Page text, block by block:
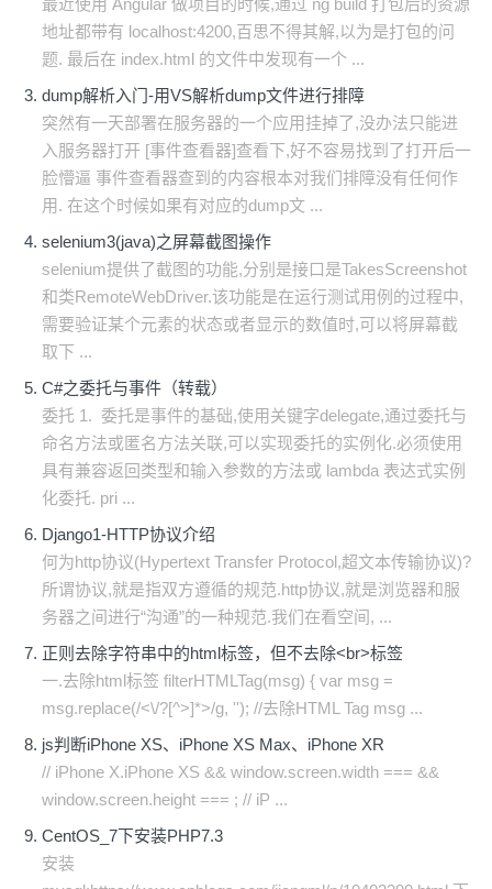
最近使用 Angular 做项目的时候,通过 ng build 打包后的资源
地址都带有 localhost:4200,百思不得其解,以为是打包的问
题. 最后在 index.html 的文件中发现有一个 ...
dump解析入门-用VS解析dump文件进行排障
突然有一天部署在服务器的一个应用挂掉了,没办法只能进
入服务器打开 [事件查看器]查看下,好不容易找到了打开后一
脸懵逼 事件查看器查到的内容根本对我们排障没有任何作
用. 在这个时候如果有对应的dump文 ...
selenium3(java)之屏幕截图操作
selenium提供了截图的功能,分别是接口是TakesScreenshot
和类RemoteWebDriver.该功能是在运行测试用例的过程中,
需要验证某个元素的状态或者显示的数值时,可以将屏幕截
取下 ...
C#之委托与事件（转载）
委托 1. 委托是事件的基础,使用关键字delegate,通过委托与
命名方法或匿名方法关联,可以实现委托的实例化.必须使用
具有兼容返回类型和输入参数的方法或 lambda 表达式实例
化委托. pri ...
Django1-HTTP协议介绍
何为http协议(Hypertext Transfer Protocol,超文本传输协议)?
所谓协议,就是指双方遵循的规范.http协议,就是浏览器和服
务器之间进行“沟通”的一种规范.我们在看空间, ...
正则去除字符串中的html标签，但不去除<br>标签
一.去除html标签 filterHTMLTag(msg) { var msg =
msg.replace(/<\/?[^>]*>/g, ''); //去除HTML Tag msg ...
js判断iPhone XS、iPhone XS Max、iPhone XR
// iPhone X.iPhone XS && window.screen.width === &&
window.screen.height === ; // iP ...
CentOS_7下安装PHP7.3
安装